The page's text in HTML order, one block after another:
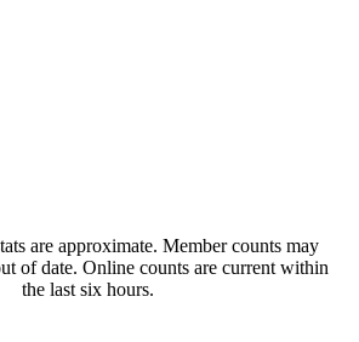
are approximate. Member counts may
of date. Online counts are current within
the last six hours.